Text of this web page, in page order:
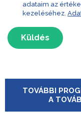
adataim az
kezeléséhez.
Küldés
TOVÁBBI
A